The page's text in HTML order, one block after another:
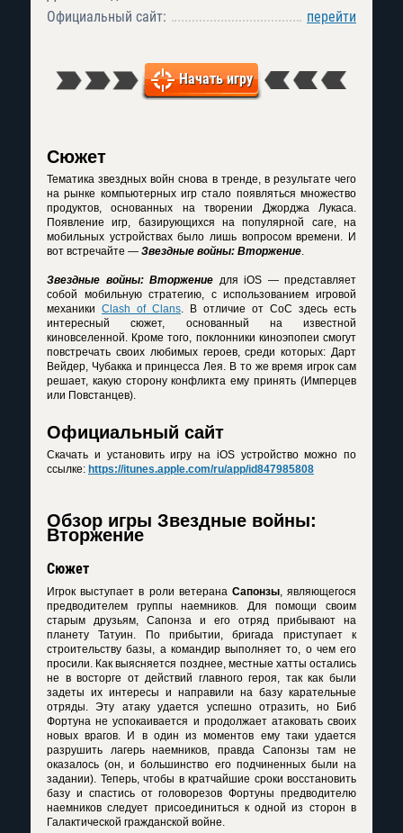
Официальный сайт:
перейти
Начать игру
Сюжет
Тематика звездных войн снова в тренде, в результате чего
на рынке компьютерных игр стало появляться множество
продуктов, основанных на творении Джорджа Лукаса.
Появление игр, базирующихся на популярной саге, на
мобильных устройствах было лишь вопросом времени. И
вот встречайте — Звездные войны: Вторжение.
Звездные войны: Вторжение для iOS — представляет
собой мобильную стратегию, с использованием игровой
механики Clash of Clans. В отличие от CoC здесь есть
интересный сюжет, основанный на известной
киновселенной. Кроме того, поклонники киноэпопеи смогут
повстречать своих любимых героев, среди которых: Дарт
Вейдер, Чубакка и принцесса Лея. В то же время игрок сам
решает, какую сторону конфликта ему принять (Имперцев
или Повстанцев).
Официальный сайт
Скачать и установить игру на iOS устройство можно по
ссылке: https://itunes.apple.com/ru/app/id847985808
Обзор игры Звездные войны:
Вторжение
Сюжет
Игрок выступает в роли ветерана Сапонзы, являющегося
предводителем группы наемников. Для помощи своим
старым друзьям, Сапонза и его отряд прибывают на
планету Татуин. По прибытии, бригада приступает к
строительству базы, а командир выполняет то, о чем его
просили. Как выясняется позднее, местные хатты остались
не в восторге от действий главного героя, так как были
задеты их интересы и направили на базу карательные
отряды. Эту атаку удается успешно отразить, но Биб
Фортуна не успокаивается и продолжает атаковать своих
новых врагов. И в один из моментов ему таки удается
разрушить лагерь наемников, правда Сапонзы там не
оказалось (он, и большинство его подчиненных были на
задании). Теперь, чтобы в кратчайшие сроки восстановить
базу и спастись от головорезов Фортуны предводителю
наемников следует присоединиться к одной из сторон в
Галактической гражданской войне.